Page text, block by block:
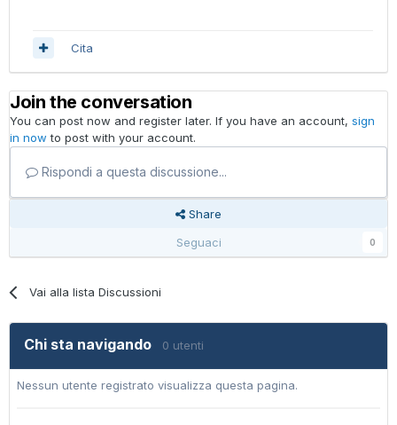
Cita
Join the conversation
You can post now and register later. If you have an account, sign
in now to post with your account.
Rispondi a questa discussione...
Share
Seguaci
0
Vai alla lista Discussioni
Chi sta navigando 0 utenti
Nessun utente registrato visualizza questa pagina.